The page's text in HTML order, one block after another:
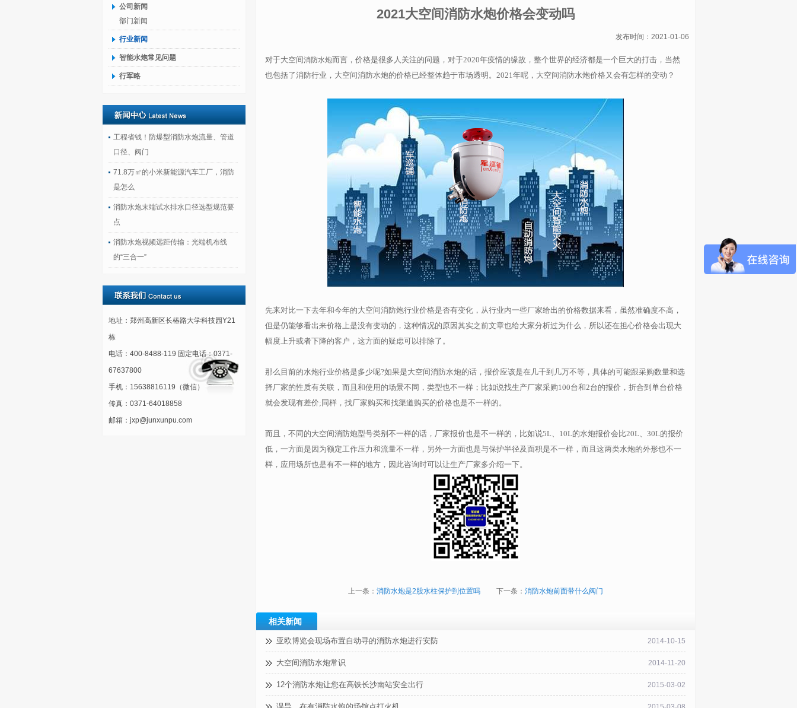
公司新闻
部门新闻
行业新闻
智能水炮常见问题
行军略
工程省钱！防爆型消防水炮流量、管道
口径、阀门
71.8万㎡的小米新能源汽车工厂，消防
是怎么
消防水炮末端试水排水口径选型规范要
点
消防水炮视频远距传输：光端机布线
的“三合一”
地址：郑州高新区长椿路大学科技园Y21
栋
电话：400-8488-119 固定电话：0371-
67637800
手机：15638816119（微信）
传真：0371-64018858
邮箱：jxp@junxunpu.com
2021大空间消防水炮价格会变动吗
发布时间：2021-01-06
对于大空间消防水炮而言，价格是很多人关注的问题，对于2020年疫情的缘故，整个世界的经济都是一个巨大的打击，当然
也包括了消防行业， 大空间消防水炮的价格已经整体趋于市场透明。2021年呢， 大空间消防水炮价格又会有怎样的变动？
先来对比一下去年和今年的大空间消防炮行业价格是否有变化，从行业内一些厂家给出的价格数据来看，虽然准确度不高，
但是仍能够看出来价格上是没有变动的，这种情况的原因其实之前文章也给大家分析过为什么，所以还在担心价格会出现大
幅度上升或者下降的客户，这方面的疑虑可以排除了。
那么目前的水炮行业价格是多少呢?如果是大空间消防水炮的话，报价应该是在几千到几万不等，具体的可能跟采购数量和选
择厂家的性质有关联，而且和使用的场景不同，类型也不一样；比如说找生产厂家采购100台和2台的报价，折合到单台价格
就会发现有差价;同样，找厂家购买和找渠道购买的价格也是不一样的。
而且，不同的大空间消防炮型号类别不一样的话，厂家报价也是不一样的，比如说5L、10L的水炮报价会比20L、30L的报价
低，一方面是因为额定工作压力和流量不一样，另外一方面也是与保护半径及面积是不一样，而且这两类水炮的外形也不一
样，应用场所也是有不一样的地方，因此咨询时可以让生产厂家多介绍一下。
上一条： 消防水炮是2股水柱保护到位置吗 下一条： 消防水炮前面带什么阀门
相关新闻
2014-10-15
亚欧博览会现场布置自动寻的消防水炮进行安防
2014-11-20
大空间消防水炮常识
2015-03-02
12个消防水炮让您在高铁长沙南站安全出行